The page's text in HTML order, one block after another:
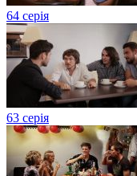
64 серія
63 серія